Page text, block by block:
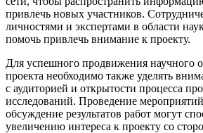
привлечь новых участников.
личностями и экспертами в области
помочь привлечь внимание к проекту.
Для успешного продвижения научного
проекта необходимо также уделять
с аудиторией и открытости процесса
исследований. Проведение
обсуждение результатов работ могут
увеличению интереса к проекту со